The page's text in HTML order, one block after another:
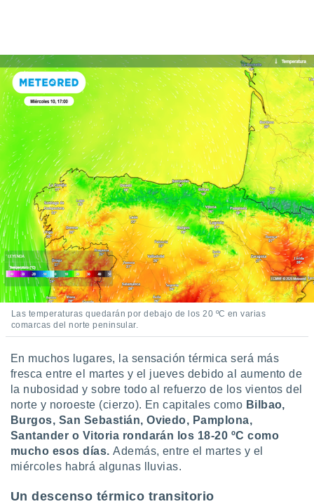
Las temperaturas quedarán por debajo de los 20 ºC en varias
comarcas del norte peninsular.
En muchos lugares,
la sensación térmica será más
fresca entre el martes y el jueves debido al aumento de
la nubosidad y sobre todo al refuerzo de los vientos del
norte y noroeste (cierzo). En capitales como Bilbao,
Burgos, San Sebastián, Oviedo, Pamplona,
Santander o Vitoria rondarán los 18-20 ºC como
mucho esos días.Además, entre el martes y el
miércoles habrá algunas lluvias.
Un descenso térmico transitorio